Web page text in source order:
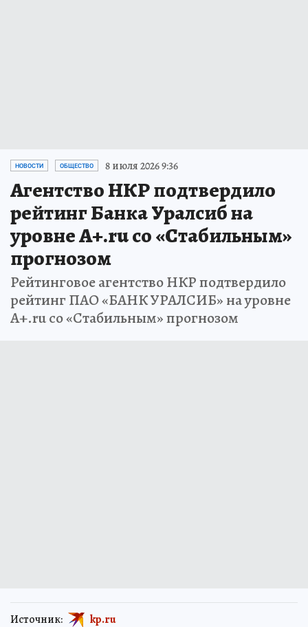
НОВОСТИ ОБЩЕСТВО 8 июля 2026 9:36
Агентство НКР подтвердило
рейтинг Банка Уралсиб на
уровне A+.ru со «Стабильным»
прогнозом
Рейтинговое агентство НКР подтвердило
рейтинг ПАО «БАНК УРАЛСИБ» на уровне
A+.ru со «Стабильным» прогнозом
Источник: kp.ru